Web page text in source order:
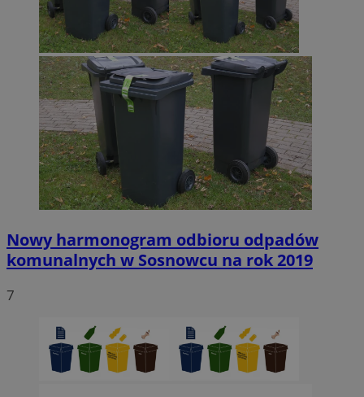
Nowy harmonogram odbioru odpadów
komunalnych w Sosnowcu na rok 2019
7